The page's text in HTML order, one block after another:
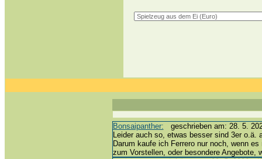
Bonsaipanther: geschrieben am: 28. 5.
Leider auch so, etwas besser sind 3er o.ä.
Darum kaufe ich Ferrero nur noch, wenn
zum Vorstellen, oder besondere Angebote,